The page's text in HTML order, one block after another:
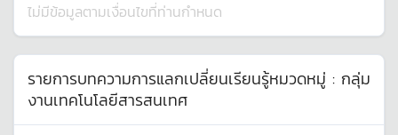
ไม่มีข้อมูลตามเงื่อนไขที่ท่านกำหนด
รายการบทความการแลกเปลี่ยนเรียนรู้หมวดหมู่ : กลุ่ม
งานเทคโนโลยีสารสนเทศ